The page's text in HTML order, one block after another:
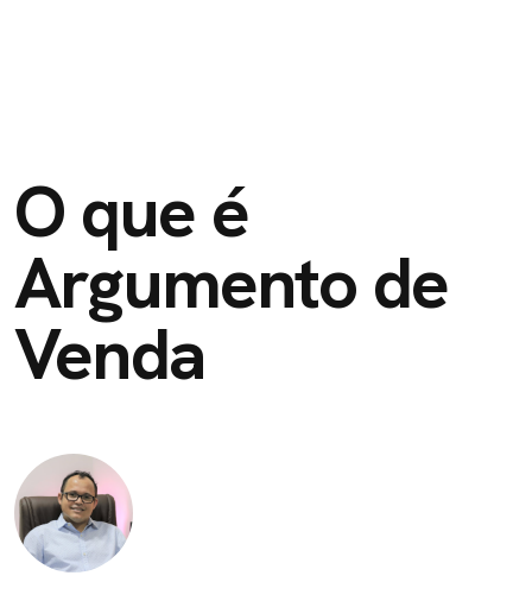
O que é
Argumento de
Venda